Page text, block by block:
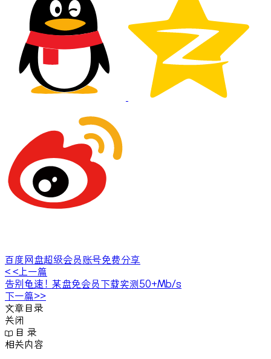
百度网盘超级会员账号免费分享
< <上一篇
告别龟速！某盘免会员下载实测50+Mb/s
下一篇>>
文章目录
关闭
目 录
相关内容